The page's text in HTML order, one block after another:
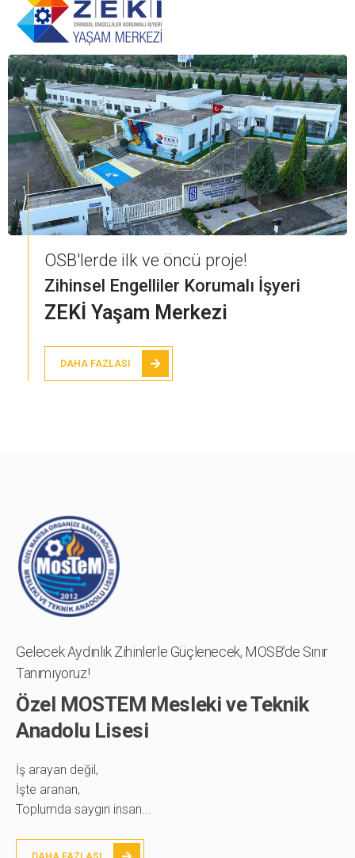
OSB'lerde ilk ve öncü proje!
Zihinsel Engelliler Korumalı İşyeri
ZEKİ Yaşam Merkezi
DAHA FAZLASI
Gelecek Aydınlık Zihinlerle Güçlenecek, MOSB'de Sınır
Tanımıyoruz!
Özel MOSTEM Mesleki ve Teknik
Anadolu Lisesi
İş arayan değil,
İşte aranan,
Toplumda saygın insan...